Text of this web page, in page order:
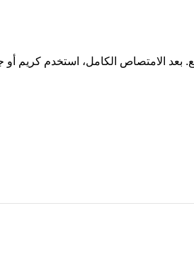
الامتصاص الكامل، استخدم كريم أو